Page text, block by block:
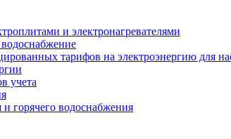
и электронагревателями
тарифов на электроэнергию для
учета
горячего водоснабжения